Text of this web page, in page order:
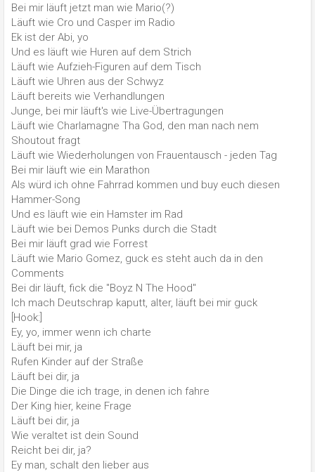
Bei mir läuft jetzt man wie Mario(?)
Läuft wie Cro und Casper im Radio
Ek ist der Abi, yo
Und es läuft wie Huren auf dem Strich
Läuft wie Aufzieh-Figuren auf dem Tisch
Läuft wie Uhren aus der Schwyz
Läuft bereits wie Verhandlungen
Junge, bei mir läuft's wie Live-Übertragungen
Läuft wie Charlamagne Tha God, den man nach nem
Shoutout fragt
Läuft wie Wiederholungen von Frauentausch - jeden Tag
Bei mir läuft wie ein Marathon
Als würd ich ohne Fahrrad kommen und buy euch diesen
Hammer-Song
Und es läuft wie ein Hamster im Rad
Läuft wie bei Demos Punks durch die Stadt
Bei mir läuft grad wie Forrest
Läuft wie Mario Gomez, guck es steht auch da in den
Comments
Bei dir läuft, fick die "Boyz N The Hood"
Ich mach Deutschrap kaputt, alter, läuft bei mir guck
[Hook:]
Ey, yo, immer wenn ich charte
Läuft bei mir, ja
Rufen Kinder auf der Straße
Läuft bei dir, ja
Die Dinge die ich trage, in denen ich fahre
Der King hier, keine Frage
Läuft bei dir, ja
Wie veraltet ist dein Sound
Reicht bei dir, ja?
Ey man, schalt den lieber aus